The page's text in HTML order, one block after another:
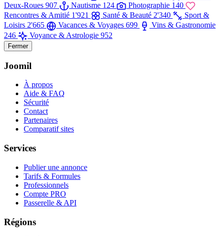
Deux-Roues 907 Nautisme 124 Photographie 140
Rencontres & Amitié 1'921 Santé & Beauté 2'340
Sport &
Loisirs 2'665 Vacances & Voyages 699
Vins & Gastronomie
246
Voyance & Astrologie 952
Fermer
Joomil
À propos
Aide & FAQ
Sécurité
Contact
Partenaires
Comparatif sites
Services
Publier une annonce
Tarifs & Formules
Professionnels
Compte PRO
Passerelle & API
Régions